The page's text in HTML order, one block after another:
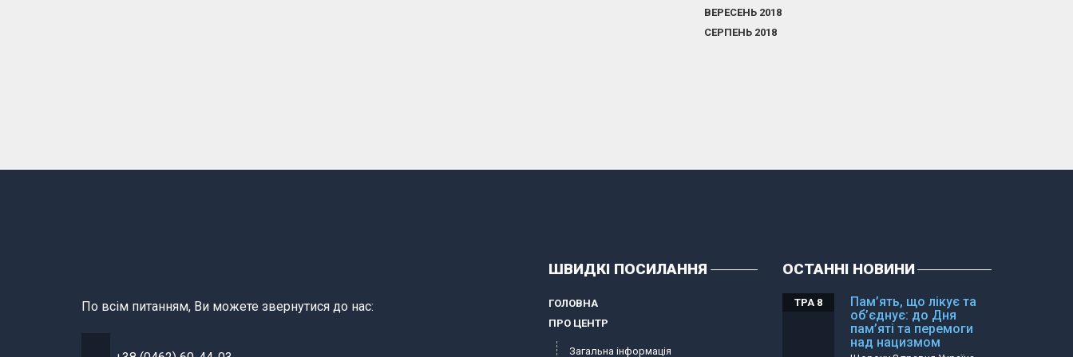
ВЕРЕСЕНЬ 2018
СЕРПЕНЬ 2018
По всім питанням, Ви можете звернутися до нас:
ШВИДКІ ПОСИЛАННЯ
ГОЛОВНА
ПРО ЦЕНТР
Загальна інформація
ОСТАННІ НОВИНИ
Пам’ять, що лікує та
об’єднує: до Дня
пам’яті та перемоги
над нацизмом
ТРА 8